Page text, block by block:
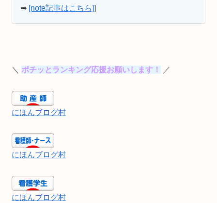
➡ [note記事はこちら]]
＼ ポチッとランキング応援お願いします！ ／
にほんブログ村
にほんブログ村
にほんブログ村